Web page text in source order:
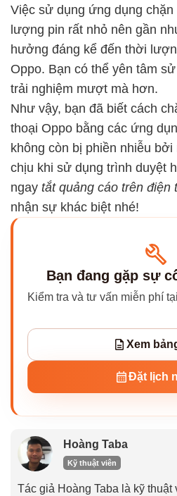
Việc sử dụng ứng dụng
lượng pin rất nhỏ nên gần
hưởng đáng kể đến thời
Oppo. Bạn có thể yên tâm
trải nghiệm mượt mà hơn.
Như vậy, bạn đã biết cách
thoại Oppo bằng các ứng
không còn bị phiền nhiễu
chịu khi sử dụng trình duyệt
ngay tắt quảng cáo trên điện
nhận sự khác biệt nhé!
Bạn đang gặp sự
Kiểm tra và tư vấn miễn phí
Xem
Đặt lịch
Hoàng Taba
Kỹ thuật viên
Tác giả Hoàng Taba là kỹ